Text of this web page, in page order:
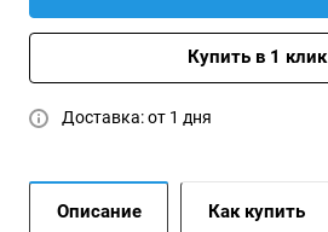
Купить в 1 клик
Доставка: от 1 дня
Описание Как купить